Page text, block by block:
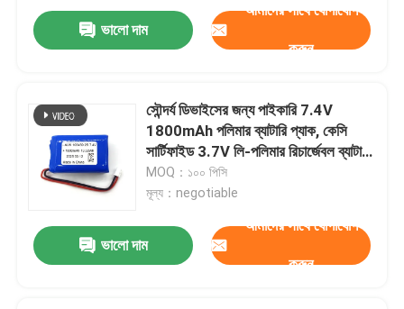
পণ্য
ভিডিও
আমাদের সম্বন্ধে
ভালো দাম
আমাদের সাথে যোগাযোগ
করুন
সৌন্দর্য ডিভাইসের জন্য পাইকারি 7.4V
1800mAh পলিমার ব্যাটারি প্যাক, কেসি
সার্টিফাইড 3.7V লি-পলিমার রিচার্জেবল ব্যাটারি
মডেল 103450
MOQ：১০০ পিসি
মূল্য：negotiable
ভালো দাম
আমাদের সাথে যোগাযোগ
করুন